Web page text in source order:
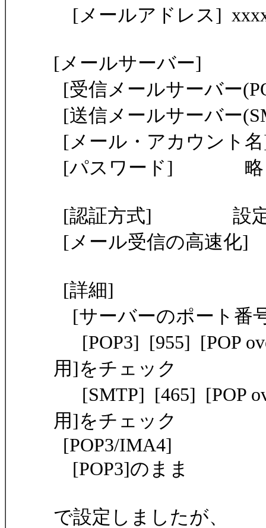
[メールアドレス]
[メールサーバー]
[受信メールサーバー
[送信メールサーバー
[メール・アカウント
[パスワード] 略
[認証方式] 設定
[メール受信の高速
[詳細]
[サーバーのポート番
[POP3] [955] [POP
用]をチェック
[SMTP] [465] [POP
用]をチェック
[POP3/IMA4]
[POP3]のまま
で設定しましたが、